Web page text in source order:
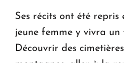
Ses récits ont été repris
jeune femme y vivra un
Découvrir des